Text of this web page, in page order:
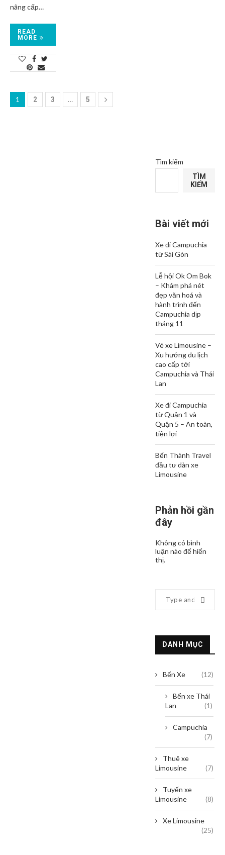
nâng cấp…
READ
MORE
1 2 3 … 5
Tìm kiếm
TÌM
KIẾM
Bài viết mới
Xe đi Campuchia
từ Sài Gòn
Lễ hội Ok Om Bok
– Khám phá nét
đẹp văn hoá và
hành trình đến
Campuchia dịp
tháng 11
Vé xe Limousine –
Xu hướng du lịch
cao cấp tới
Campuchia và Thái
Lan
Xe đi Campuchia
từ Quận 1 và
Quận 5 – An toàn,
tiện lợi
Bến Thành Travel
đầu tư dàn xe
Limousine
Phản hồi gần
đây
Không có bình
luận nào để hiển
thị.
DANH MỤC
Bến Xe (12)
Bến xe Thái
Lan
(1)
Campuchia
(7)
Thuê xe
Limousine
(7)
Tuyến xe
Limousine
(8)
Xe Limousine
(25)